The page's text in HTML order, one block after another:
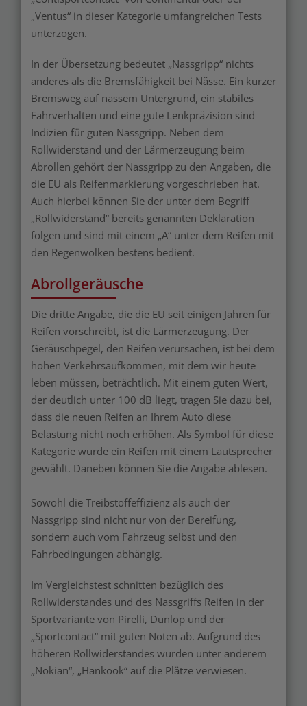
„Ventus“ in dieser Kategorie umfangreichen Tests
unterzogen.
In der Übersetzung bedeutet „Nassgripp“ nichts
anderes als die Bremsfähigkeit bei Nässe. Ein kurzer
Bremsweg auf nassem Untergrund, ein stabiles
Fahrverhalten und eine gute Lenkpräzision sind
Indizien für guten Nassgripp. Neben dem
Rollwiderstand und der Lärmerzeugung beim
Abrollen gehört der Nassgripp zu den Angaben, die
die EU als Reifenmarkierung vorgeschrieben hat.
Auch hierbei können Sie der unter dem Begriff
„Rollwiderstand“ bereits genannten Deklaration
folgen und sind mit einem „A“ unter dem Reifen mit
den Regenwolken bestens bedient.
Abrollgeräusche
Die dritte Angabe, die die EU seit einigen Jahren für
Reifen vorschreibt, ist die Lärmerzeugung. Der
Geräuschpegel, den Reifen verursachen, ist bei dem
hohen Verkehrsaufkommen, mit dem wir heute
leben müssen, beträchtlich. Mit einem guten Wert,
der deutlich unter 100 dB liegt, tragen Sie dazu bei,
dass die neuen Reifen an Ihrem Auto diese
Belastung nicht noch erhöhen. Als Symbol für diese
Kategorie wurde ein Reifen mit einem Lautsprecher
gewählt. Daneben können Sie die Angabe ablesen.
Sowohl die Treibstoffeffizienz als auch der
Nassgripp sind nicht nur von der Bereifung,
sondern auch vom Fahrzeug selbst und den
Fahrbedingungen abhängig.
Im Vergleichstest schnitten bezüglich des
Rollwiderstandes und des Nassgriffs Reifen in der
Sportvariante von Pirelli, Dunlop und der
„Sportcontact“ mit guten Noten ab. Aufgrund des
höheren Rollwiderstandes wurden unter anderem
„Nokian“, „Hankook“ auf die Plätze verwiesen.